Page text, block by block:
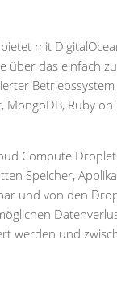
mit
über das einfach
Ruby on
Compute
Speicher,
und von den
werden und